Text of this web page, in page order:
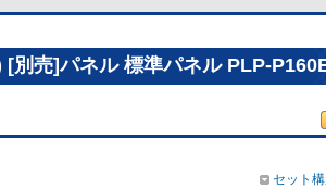
別売]パネル 標準パネル PLP-
セット